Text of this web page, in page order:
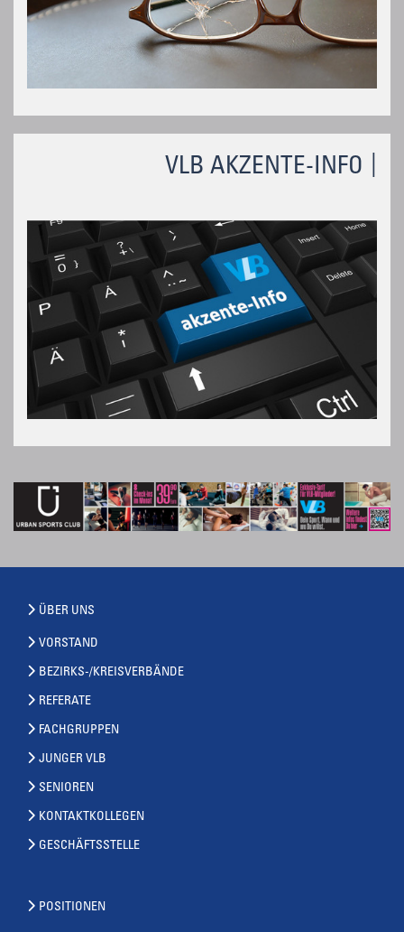
VLB AKZENTE-INFO
ÜBER UNS
VORSTAND
BEZIRKS-/KREISVERBÄNDE
REFERATE
FACHGRUPPEN
JUNGER VLB
SENIOREN
KONTAKTKOLLEGEN
GESCHÄFTSSTELLE
POSITIONEN